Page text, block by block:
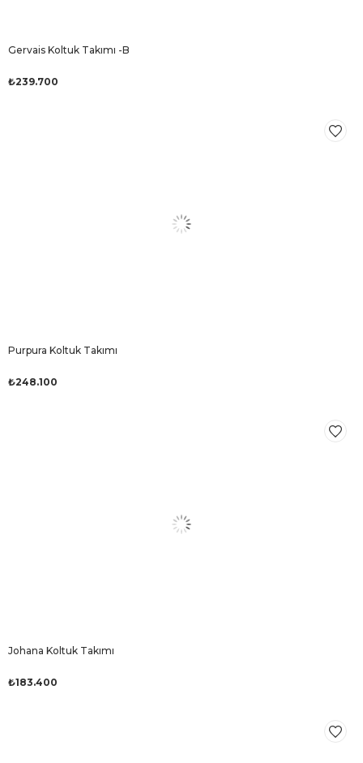
Gervais Koltuk Takımı -B
₺239.700
Purpura Koltuk Takımı
₺248.100
Johana Koltuk Takımı
₺183.400